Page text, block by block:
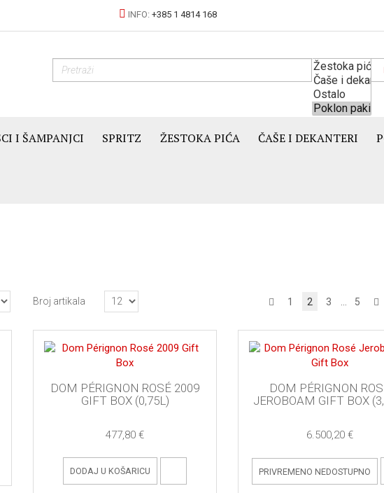
INFO: +385 1 4814 168
I ŠAMPANJCI SPRITZ ŽESTOKA PIĆA ČAŠE I DEKANTERI
Broj artikala 1 2 3 5
DOM PÉRIGNON ROSÉ 2009
GIFT BOX (0,75L)
477,80 €
DODAJ U KOŠARICU
DOM PÉRIGNON
JEROBOAM GIFT BOX
6.500,20 €
PRIVREMENO NEDOSTUPNO